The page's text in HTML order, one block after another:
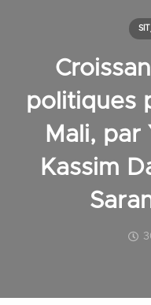
politiques
Mali, par
Kassim